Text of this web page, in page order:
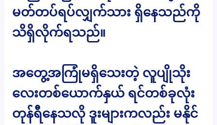
မတ်တပ်ရပ်လျှက်သား ရှိနေသည်ကို
သိရှိလိုက်ရသည်။
အတွေ့အကြုံမရှိသေးတဲ့ လူပျိုသိုး
လေးတစ်ယောက်နှယ် ရင်တစ်ခုလုံး
တုန်ရီနေသလို ဒူးများကလည်း မနိုင်